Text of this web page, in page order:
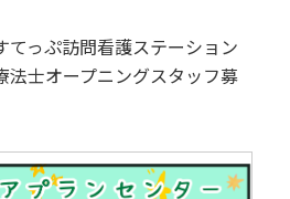
てっぷ訪問看護ステーション
法士オープニングスタッフ募